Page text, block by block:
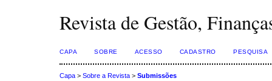
Revista de Gestão,
CAPA SOBRE ACESSO CADASTRO PESQUISA
Capa > Sobre a Revista > Submissões